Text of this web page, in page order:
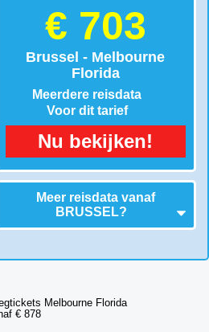
€ 703
Brussel - Melbourne
Florida
Meerdere reisdata
Voor dit tarief
Nu bekijken!
Meer reisdata vanaf
BRUSSEL?
Melbourne Florida
€ 878